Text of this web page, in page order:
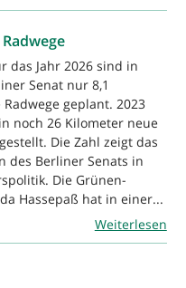
das Jahr 2026 sind in
Senat nur 8,1
geplant. 2023
noch 26 Kilometer neue
Die Zahl zeigt das
des Berliner Senats in
Die Grünen-
Hassepaß hat in einer...
Weiterlesen